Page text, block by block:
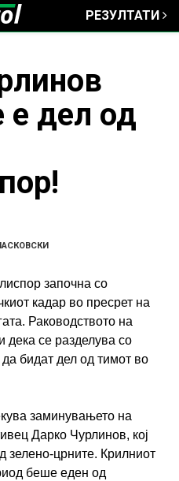
РЕЗУЛТАТИ
е дел од
започна со
кадар во пресрет на
Раководството на
дека се разделува со
бидат дел од тимот во
заминувањето на
Дарко Чурлинов, кој
зелено-црните. Крилниот
беше еден од